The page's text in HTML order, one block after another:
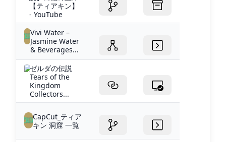
【ティアキン】
- YouTube
Vivi Water –
Jasmine Water
& Beverages...
ゼルダの伝説
Tears of the
Kingdom
Collectors...
CapCut_ティア
キン 洞窟 一覧